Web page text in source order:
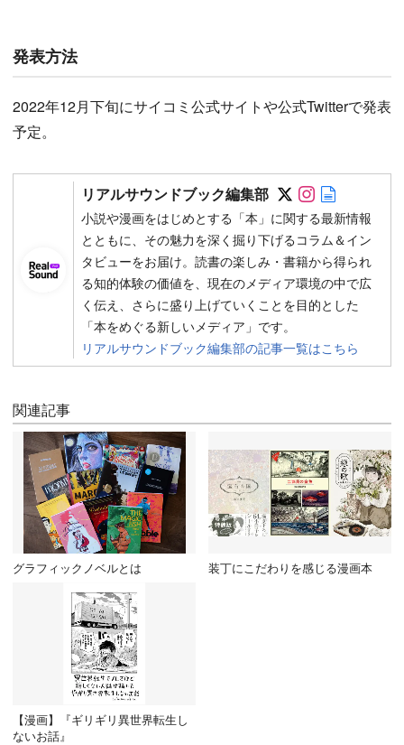
発表方法
2022年12月下旬にサイコミ公式サイトや公式Twitterで発表
予定。
リアルサウンドブック編集部 Follow on
Follow on
小説や漫画をはじめとする「本」に関する最新情報
とともに、その魅力を深く掘り下げるコラム＆イン
タビューをお届け。読書の楽しみ・書籍から得られ
る知的体験の価値を、現在のメディア環境の中で広
く伝え、さらに盛り上げていくことを目的とした
「本をめぐる新しいメディア」です。
リアルサウンドブック編集部の記事一覧はこちら
関連記事
グラフィックノベルとは 装丁にこだわりを感じる漫画本
【漫画】『ギリギリ異世界転生し
ないお話』